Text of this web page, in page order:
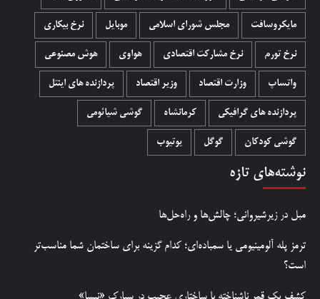
مایکروسافت مجلس شورای اسلامی موبایل نرخ بیکاری
نرخ تورم نرخ مشارکت اقتصادی هواوی هوش مصنوعی
واتساپ وزارت اقتصاد وزیر اقتصاد پردازنده های اینتل
پردازنده های گرافیکی کرمانشاه گوشی شیائومی
گوشی کودکان گوگل یوتیوب
نوشته‌های تازه
مبل در زیرشیروانی؛ چالش‌ها و راه‌حل‌ها
ترمز پله آلومینیومی یا سمباده‌ای؛ کدام گزینه برای ساختمان شما مناسب‌تر
است؟